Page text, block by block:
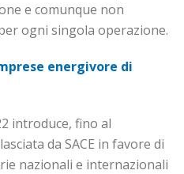
e comunque non
ogni sin­gola operazione.
energivore di
introduce, fino al
da SACE in favore di
nazionali e internazionali